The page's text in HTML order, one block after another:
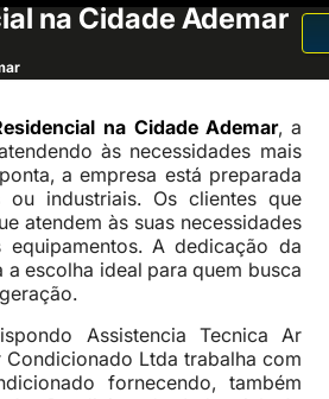
na Cidade Ademar
na Cidade Ademar, a
às necessidades mais
a empresa está preparada
ou industriais. Os clientes que
atendem às suas necessidades
A dedicação da
escolha ideal para quem busca
Assistencia Tecnica Ar
Condicionado Ltda trabalha com
fornecendo, também